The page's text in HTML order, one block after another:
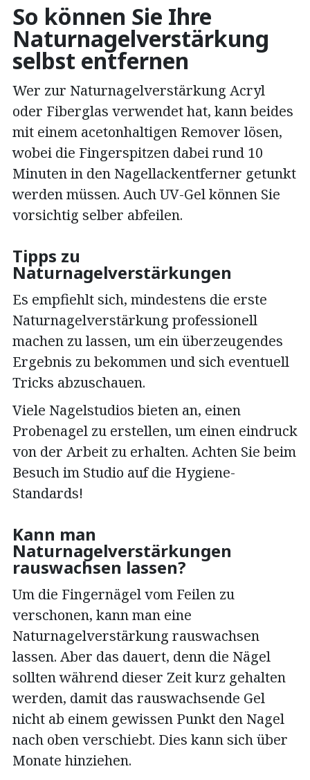
So können Sie Ihre
Naturnagelverstärkung
selbst entfernen
Wer zur Naturnagelverstärkung Acryl
oder Fiberglas verwendet hat, kann beides
mit einem acetonhaltigen Remover lösen,
wobei die Fingerspitzen dabei rund 10
Minuten in den Nagellackentferner getunkt
werden müssen. Auch UV-Gel können Sie
vorsichtig selber abfeilen.
Tipps zu
Naturnagelverstärkungen
Es empfiehlt sich, mindestens die erste
Naturnagelverstärkung professionell
machen zu lassen, um ein überzeugendes
Ergebnis zu bekommen und sich eventuell
Tricks abzuschauen.
Viele Nagelstudios bieten an, einen
Probenagel zu erstellen, um einen eindruck
von der Arbeit zu erhalten. Achten Sie beim
Besuch im Studio auf die Hygiene-
Standards!
Kann man
Naturnagelverstärkungen
rauswachsen lassen?
Um die Fingernägel vom Feilen zu
verschonen, kann man eine
Naturnagelverstärkung rauswachsen
lassen. Aber das dauert, denn die Nägel
sollten während dieser Zeit kurz gehalten
werden, damit das rauswachsende Gel
nicht ab einem gewissen Punkt den Nagel
nach oben verschiebt. Dies kann sich über
Monate hinziehen.